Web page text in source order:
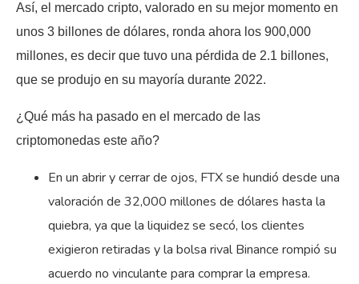
Así, el mercado cripto, valorado en su mejor momento en
unos 3 billones de dólares, ronda ahora los 900,000
millones, es decir que tuvo una pérdida de 2.1 billones,
que se produjo en su mayoría durante 2022.
¿Qué más ha pasado en el mercado de las
criptomonedas este año?
En un abrir y cerrar de ojos, FTX se hundió desde una
valoración de 32,000 millones de dólares hasta la
quiebra, ya que la liquidez se secó, los clientes
exigieron retiradas y la bolsa rival Binance rompió su
acuerdo no vinculante para comprar la empresa.